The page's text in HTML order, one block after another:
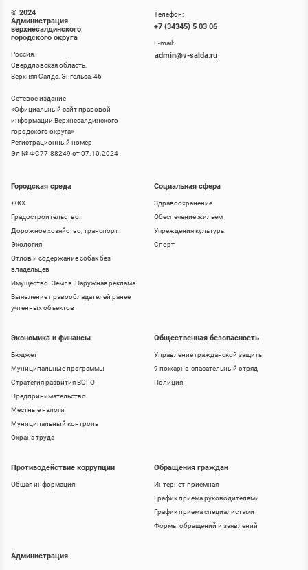
© 2024
Администрация
верхнесалдинского
городского округа
Россия,
Свердловская область,
Верхняя Салда, Энгельса, 46
Сетевое издание
«Официальный сайт правовой
информации Верхнесалдинского
городского округа»
Регистрационный номер
Эл № ФС77-88249 от 07.10.2024
Городская среда
ЖКХ
Градостроительство
Дорожное хозяйство, транспорт
Экология
Отлов и содержание собак без
владельцев
Имущество. Земля. Наружная реклама
Выявление правообладателей ранее
учтенных объектов
Социальная сфера
Здравоохранение
Обеспечение жильем
Учреждения культуры
Спорт
Телефон:
+7 (34345) 5 03 06
E-mail:
admin@v-salda.ru
Экономика и финансы
Бюджет
Муниципальные программы
Стратегия развития ВСГО
Предпринимательство
Местные налоги
Муниципальный контроль
Охрана труда
Общественная безопасность
Управление гражданской защиты
9 пожарно-спасательный отряд
Полиция
Противодействие коррупции
Общая информация
Обращения граждан
Интернет-приемная
График приема руководителями
График приема специалистами
Формы обращений и заявлений
Администрация